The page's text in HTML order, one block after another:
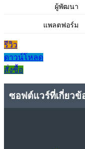
ผู้พัฒนา
แพลตฟอร์ม
รีวิว
ดาวน์โหลด
สั่งซื้อ
ซอฟต์แวร์ที่เกี่ยวข้